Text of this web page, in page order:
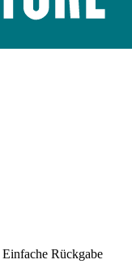
Einfache Rückgabe